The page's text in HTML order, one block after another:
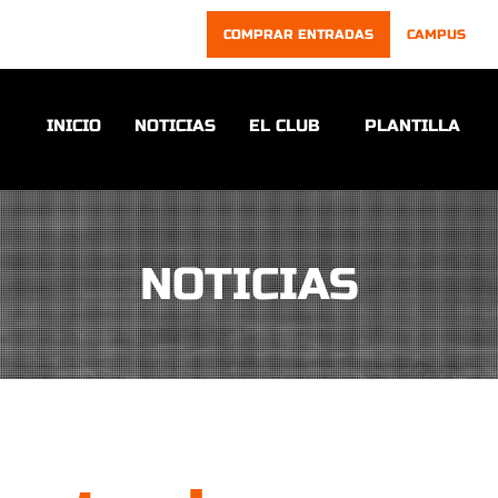
COMPRAR ENTRADAS CAMPUS
INICIO NOTICIAS EL CLUB PLANTILLA
NOTICIAS